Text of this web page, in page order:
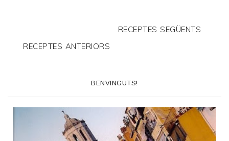
RECEPTES SEGÜENTS
RECEPTES ANTERIORS
BENVINGUTS!